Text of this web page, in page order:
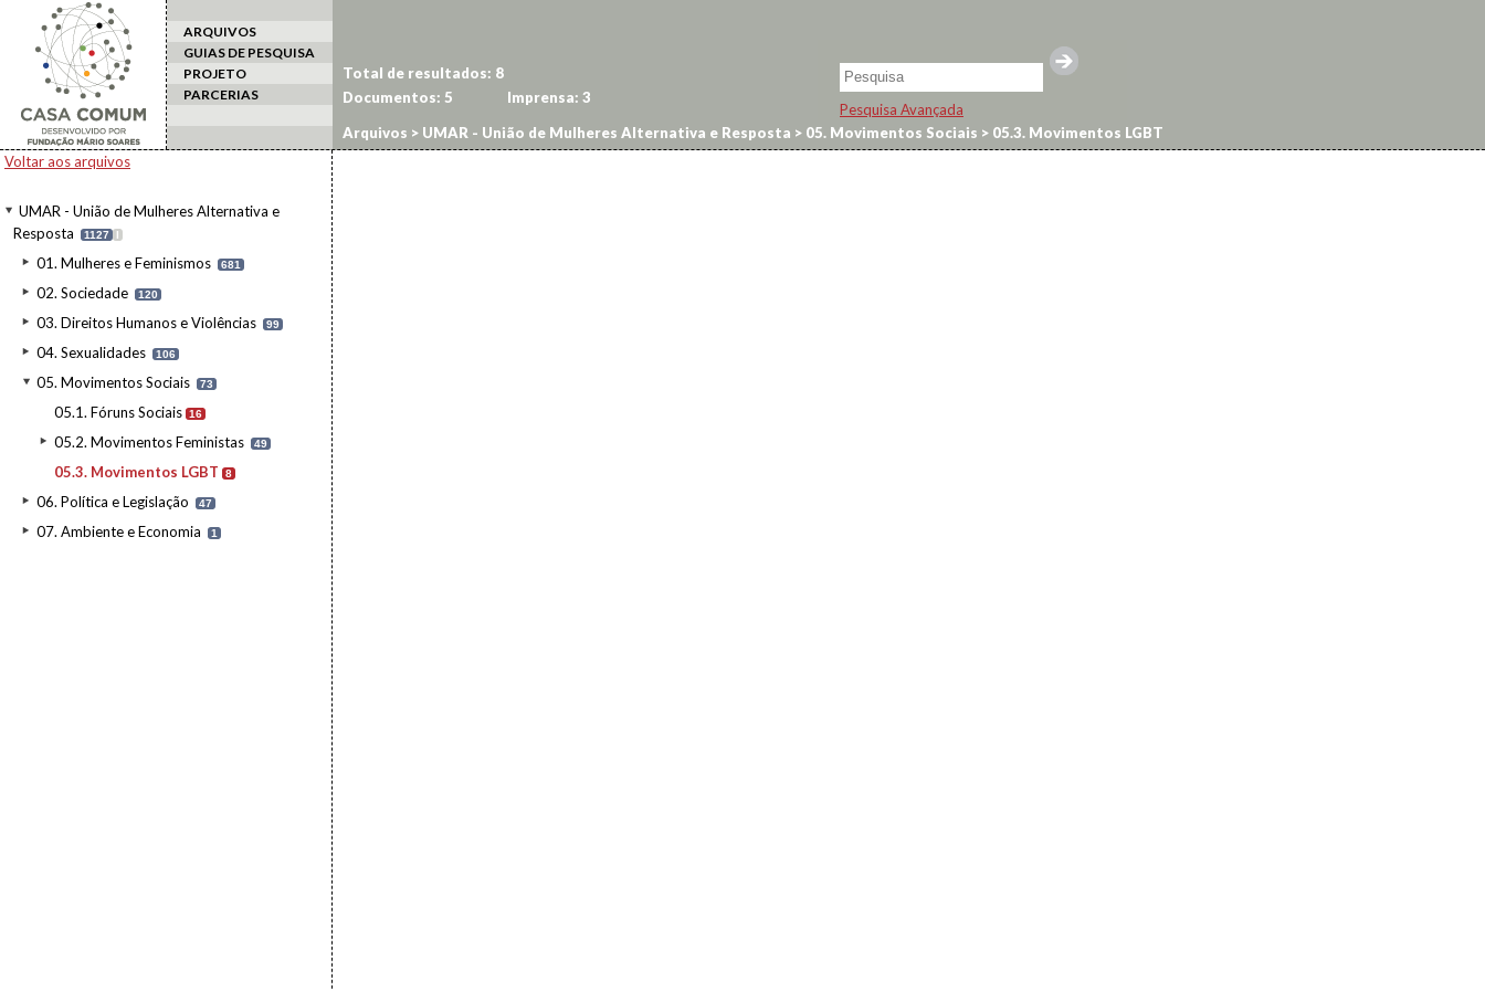
ARQUIVOS
GUIAS DE PESQUISA
PROJETO
PARCERIAS
Pesquisa Avançada
Voltar aos arquivos
UMAR - União de Mulheres Alternativa e
Resposta
1127 I
01. Mulheres e Feminismos 681
02. Sociedade 120
03. Direitos Humanos e Violências 99
04. Sexualidades 106
05. Movimentos Sociais 73
05.1. Fóruns Sociais 16
05.2. Movimentos Feministas 49
05.3. Movimentos LGBT 8
06. Política e Legislação 47
07. Ambiente e Economia 1
Total de resultados: 8
Documentos: 5 Imprensa: 3
Arquivos > UMAR - União de Mulheres Alternativa e Resposta > 05. Movimentos Sociais > 05.3. Movimentos LGBT